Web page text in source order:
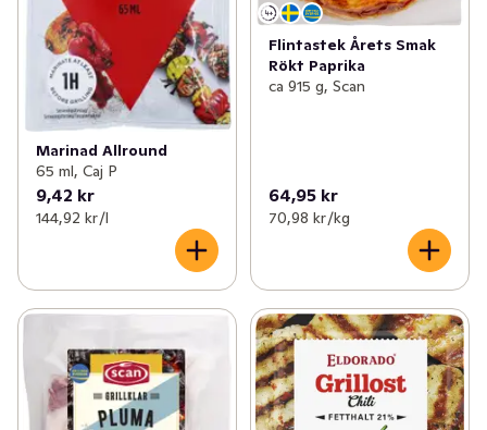
Marinad Allround
65 ml, Caj P
9,42 kr
144,92 kr /l
Flintastek Årets Smak
Rökt Paprika
ca 915 g, Scan
64,95 kr
70,98 kr /kg